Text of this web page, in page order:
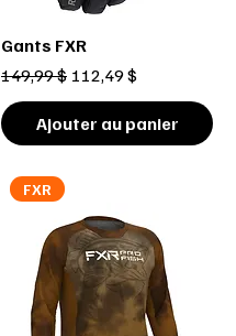
Gants FXR
Prix original
149,99 $ Prix promotionnel
112,49 $
Ajouter au panier
FXR